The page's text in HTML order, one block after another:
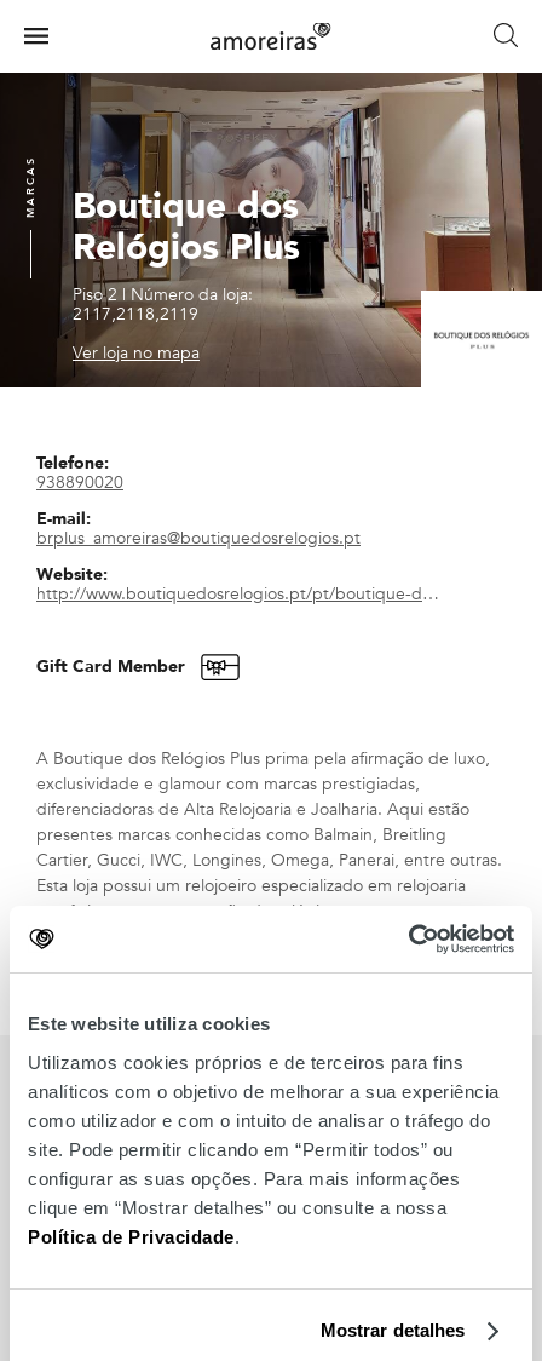
Este website utiliza cookies
Utilizamos cookies próprios e de terceiros para fins
analíticos com o objetivo de melhorar a sua experiência
como utilizador e com o intuito de analisar o tráfego do
site. Pode permitir clicando em “Permitir todos” ou
configurar as suas opções. Para mais informações
clique em “Mostrar detalhes” ou consulte a nossa
Política de Privacidade.
Mostrar detalhes
main
content
Home
Menu
Boutique dos
Relógios Plus
Piso 2|Número da loja:
2117,2118,2119
Ver loja no mapa
MARCAS
Telefone:
938890020
E-mail:
brplus_amoreiras@boutiquedosrelogios.pt
Website:
http://www.boutiquedosrelogios.pt/pt/boutique-dos-relogios-plus
Gift Card Member
A Boutique dos Relógios Plus prima pela afirmação de luxo,
exclusividade e glamour com marcas prestigiadas,
diferenciadoras de Alta Relojoaria e Joalharia. Aqui estão
presentes marcas conhecidas como Balmain, Breitling
Cartier, Gucci, IWC, Longines, Omega, Panerai, entre outras.
Esta loja possui um relojoeiro especializado em relojoaria
mecânica e na recuperação de relógios.
A Boutique dos Relógios Plus cria e dá vida aos sonhos dos
MARCAS
Também para si